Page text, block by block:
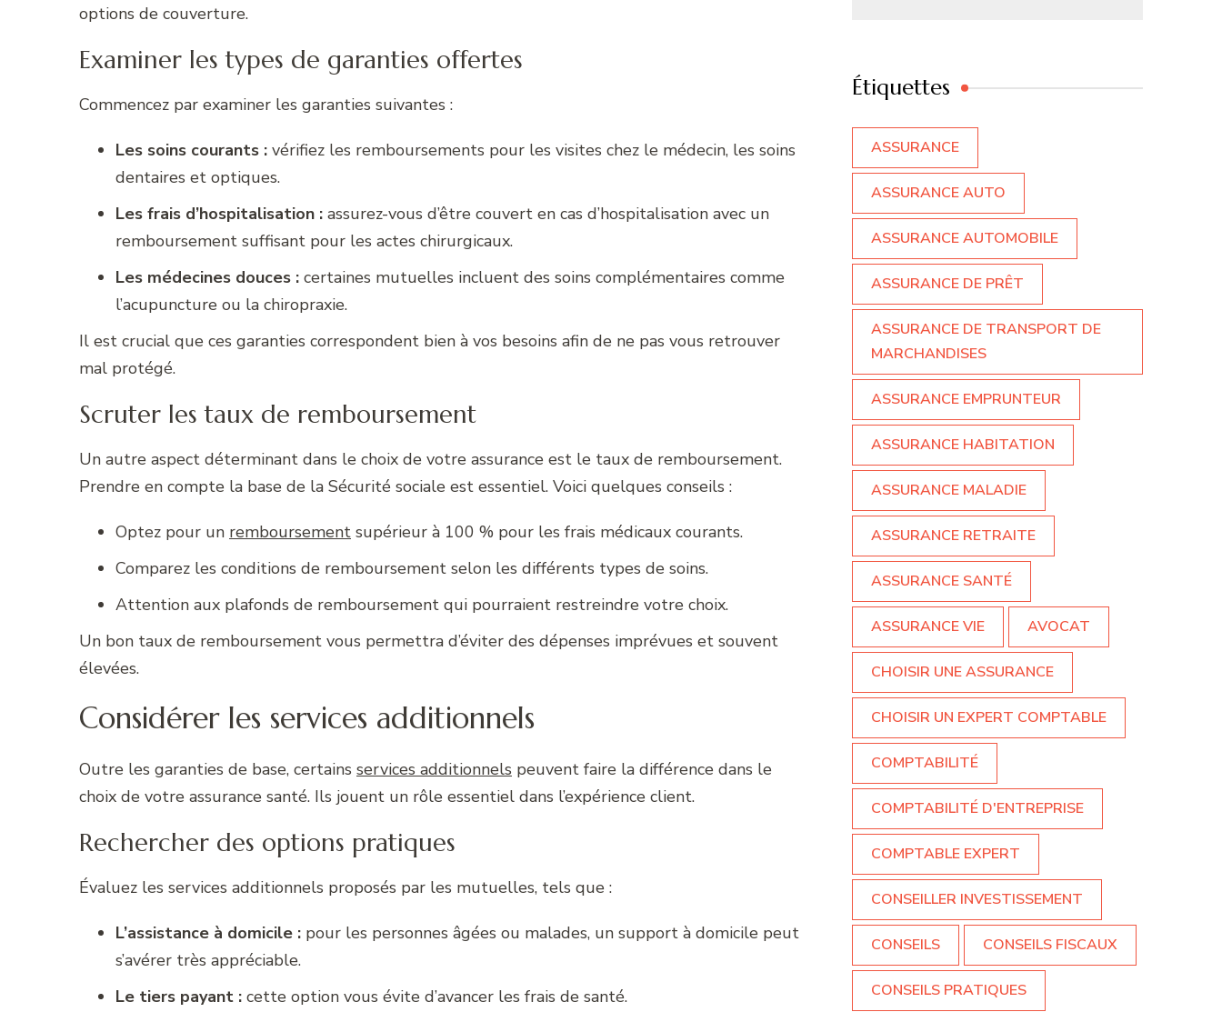
options de couverture.
Examiner les types de garanties offertes
Commencez par examiner les garanties suivantes :
Les soins courants : vérifiez les remboursements pour les visites chez le médecin, les soins
dentaires et optiques.
Les frais d’hospitalisation : assurez-vous d’être couvert en cas d’hospitalisation avec un
remboursement suffisant pour les actes chirurgicaux.
Les médecines douces : certaines mutuelles incluent des soins complémentaires comme
l’acupuncture ou la chiropraxie.
Il est crucial que ces garanties correspondent bien à vos besoins afin de ne pas vous retrouver
mal protégé.
Scruter les taux de remboursement
Un autre aspect déterminant dans le choix de votre assurance est le taux de remboursement.
Prendre en compte la base de la Sécurité sociale est essentiel. Voici quelques conseils :
Optez pour un remboursement supérieur à 100 % pour les frais médicaux courants.
Comparez les conditions de remboursement selon les différents types de soins.
Attention aux plafonds de remboursement qui pourraient restreindre votre choix.
Un bon taux de remboursement vous permettra d’éviter des dépenses imprévues et souvent
élevées.
Considérer les services additionnels
Outre les garanties de base, certains services additionnels peuvent faire la différence dans le
choix de votre assurance santé. Ils jouent un rôle essentiel dans l’expérience client.
Rechercher des options pratiques
Évaluez les services additionnels proposés par les mutuelles, tels que :
L’assistance à domicile : pour les personnes âgées ou malades, un support à domicile peut
s’avérer très appréciable.
Le tiers payant : cette option vous évite d’avancer les frais de santé.
Étiquettes
ASSURANCE
ASSURANCE AUTO
ASSURANCE AUTOMOBILE
ASSURANCE DE PRÊT
ASSURANCE DE TRANSPORT DE
MARCHANDISES
ASSURANCE EMPRUNTEUR
ASSURANCE HABITATION
ASSURANCE MALADIE
ASSURANCE RETRAITE
ASSURANCE SANTÉ
ASSURANCE VIE AVOCAT
CHOISIR UNE ASSURANCE
CHOISIR UN EXPERT COMPTABLE
COMPTABILITÉ
COMPTABILITÉ D'ENTREPRISE
COMPTABLE EXPERT
CONSEILLER INVESTISSEMENT
CONSEILS CONSEILS FISCAUX
CONSEILS PRATIQUES